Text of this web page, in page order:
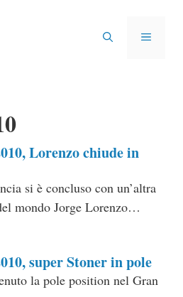
MENU
Lorenzo chiude in
si è concluso con un’altra
mondo Jorge Lorenzo…
super Stoner in pole
la pole position nel Gran